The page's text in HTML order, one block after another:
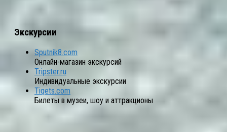
Экскурсии
Sputnik8.com
Онлайн-магазин экскурсий
Tripster.ru
Индивидуальные экскурсии
Tiqets.com
Билеты в музеи, шоу и аттракционы